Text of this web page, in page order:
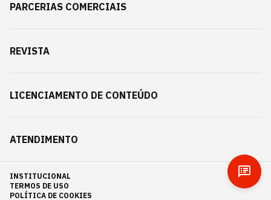
PARCERIAS COMERCIAIS
REVISTA
LICENCIAMENTO DE CONTEÚDO
ATENDIMENTO
INSTITUCIONAL
TERMOS DE USO
POLÍTICA DE COOKIES